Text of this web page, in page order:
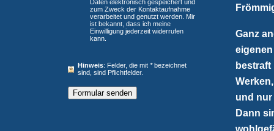
Ganz
bestraft
und nur
Dann
Daten elektronisch gespeichert und
zum Zweck der Kontaktaufnahme
verarbeitet und genutzt werden. Mir
ist bekannt, dass ich meine
Einwilligung jederzeit widerrufen
kann.
Hinweis : Felder, die mit*bezeichnet
sind, sind Pflichtfelder.